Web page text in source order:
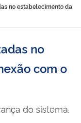
no estabelecimento da
no
com o
do sistema.